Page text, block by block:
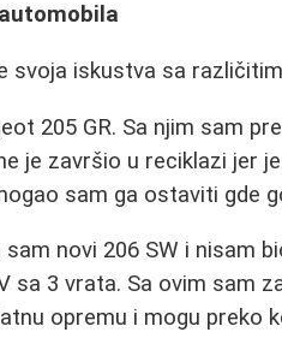
svoja iskustva sa
205 GR. Sa njim sam
je završio u reciklazi jer
sam ga ostaviti gde
sam novi 206 SW i nisam
sa 3 vrata. Sa ovim sam
opremu i mogu preko